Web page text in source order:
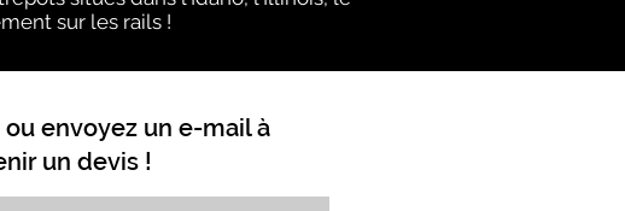
sur les rails !
ou envoyez un e-mail à
un devis !